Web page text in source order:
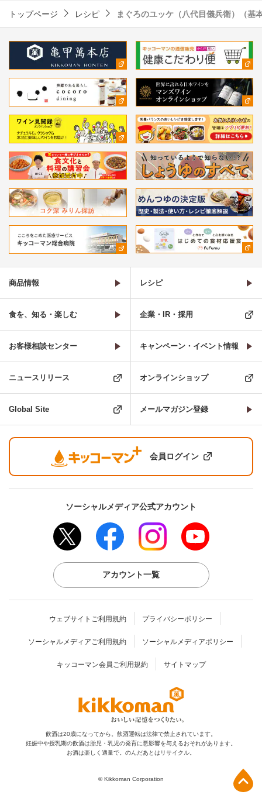
トップページ レシピ まぐろのユッケ（八代目儀兵衛）（基
商品情報 レシピ
食を、知る・楽しむ 企業・IR・採用
お客様相談センター キャンペーン・イベント情報
ニュースリリース オンラインショップ
Global Site メールマガジン登録
会員ログイン
ソーシャルメディア公式アカウント
アカウント一覧
ウェブサイトご利用規約 プライバシーポリシー
ソーシャルメディアご利用規約 ソーシャルメディアポリシー
キッコーマン会員ご利用規約 サイトマップ
飲酒は20歳になってから。飲酒運転は法律で禁止されています。
妊娠中や授乳期の飲酒は胎児・乳児の発育に悪影響を与えるおそれがあります。
お酒は楽しく適量で。のんだあとはリサイクル。
© Kikkoman Corporation